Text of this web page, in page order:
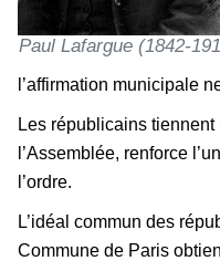
Paul Lafargue (1842-
l’affirmation municipale
Les républicains
l’Assemblée, renforce
l’ordre.
L’idéal commun des
Commune de Paris